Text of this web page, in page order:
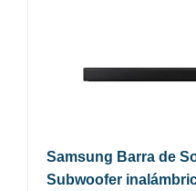
Samsung Barra de
Subwoofer